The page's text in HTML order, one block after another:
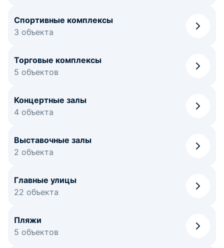
Спортивные комплексы
3 объекта
Торговые комплексы
5 объектов
Концертные залы
4 объекта
Выставочные залы
2 объекта
Главные улицы
22 объекта
Пляжи
5 объектов